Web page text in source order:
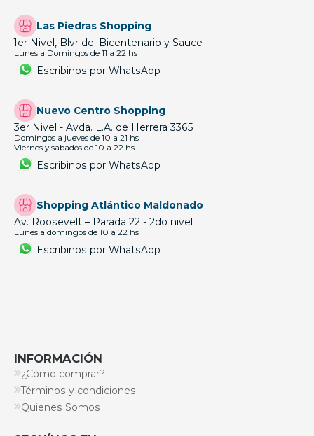
Las Piedras Shopping
1er Nivel, Blvr del Bicentenario y Sauce
Lunes a Domingos de 11 a 22 hs
Escribinos por WhatsApp
Nuevo Centro Shopping
3er Nivel - Avda. L.A. de Herrera 3365
Domingos a jueves de 10 a 21 hs
Viernes y sabados de 10 a 22 hs
Escribinos por WhatsApp
Shopping Atlántico Maldonado
Av. Roosevelt – Parada 22 - 2do nivel
Lunes a domingos de 10 a 22 hs
Escribinos por WhatsApp
INFORMACIÓN
¿Cómo comprar?
Términos y condiciones
Quienes Somos